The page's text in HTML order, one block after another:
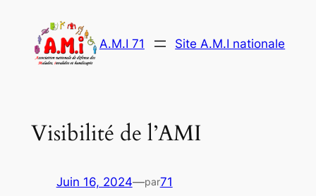
contenu
A.M.I 71 Site A.M.I nationale
Visibilité de l’AMI
Juin 16, 2024—par71